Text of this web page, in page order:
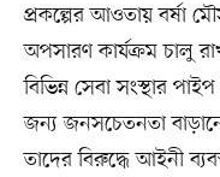
প্রকল্পের আওতায় বর্ষা
অপসারণ কার্যক্রম চালু
বিভিন্ন সেবা সংস্থার
জন্য জনসচেতনতা
তাদের বিরুদ্ধে আইনী